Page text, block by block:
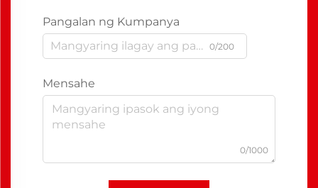
Pangalan ng Kumpanya
0/200
Mensahe
0/1000